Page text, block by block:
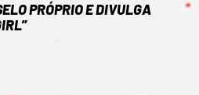
PRÓPRIO E DIVULGA